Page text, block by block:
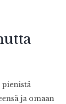
pienistä
ja omaan